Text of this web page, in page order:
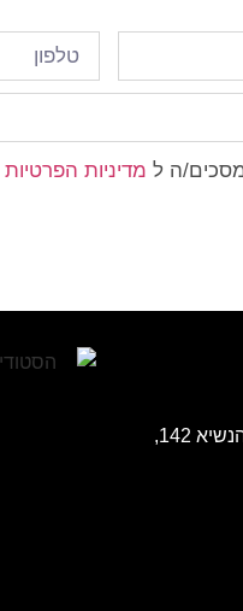
ה ל מדיניות הפרטיות
כתובת: בית הכט (רוטשילד) שד' הנשיא 142,